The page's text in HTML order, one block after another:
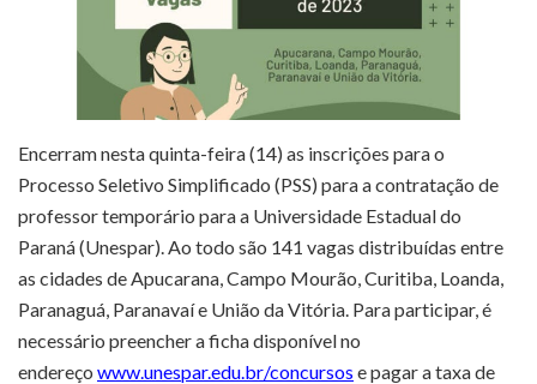
Encerram nesta quinta-feira (14) as inscrições para o
Processo Seletivo Simplificado (PSS) para a contratação de
professor temporário para a Universidade Estadual do
Paraná (Unespar). Ao todo são 141 vagas distribuídas entre
as cidades de Apucarana, Campo Mourão, Curitiba, Loanda,
Paranaguá, Paranavaí e União da Vitória. Para participar, é
necessário preencher a ficha disponível no
endereço www.unespar.edu.br/concursos e pagar a taxa de